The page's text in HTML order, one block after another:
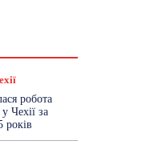
Сад та город
Топ-новини
робота
Чехії за
років